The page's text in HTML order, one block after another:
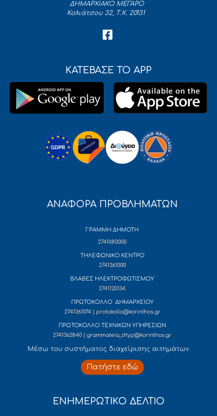
ΔΗΜΑΡΧΙΑΚΟ ΜΕΓΑΡΟ
Κολιάτσου 32, Τ.Κ. 20131
ΚΑΤΕΒΑΣΕ ΤΟ APP
ΑΝΑΦΟΡΑ ΠΡΟΒΛΗΜΑΤΩΝ
ΓΡΑΜΜΗ ΔΗΜΟΤΗ
2741080000
ΤΗΛΕΦΩΝΙΚΟ ΚΕΝΤΡΟ
2741361000
ΒΛΑΒΕΣ ΗΛΕΚΤΡΟΦΩΤΙΣΜΟΥ
2741120134
ΠΡΩΤΟΚΟΛΛΟ ΔΗΜΑΡΧΕΙΟΥ
2741361074 | protokollo@korinthos.gr
ΠΡΩΤΟΚΟΛΛΟ ΤΕΧΝΙΚΩΝ ΥΠΗΡΕΣΙΩΝ
2741362840 | grammateia_dtyp@korinthos.gr
Mέσω του συστήματος διαχείρισης αιτημάτων
Πατήστε εδώ
ΕΝΗΜΕΡΩΤΙΚΟ ΔΕΛΤΙΟ